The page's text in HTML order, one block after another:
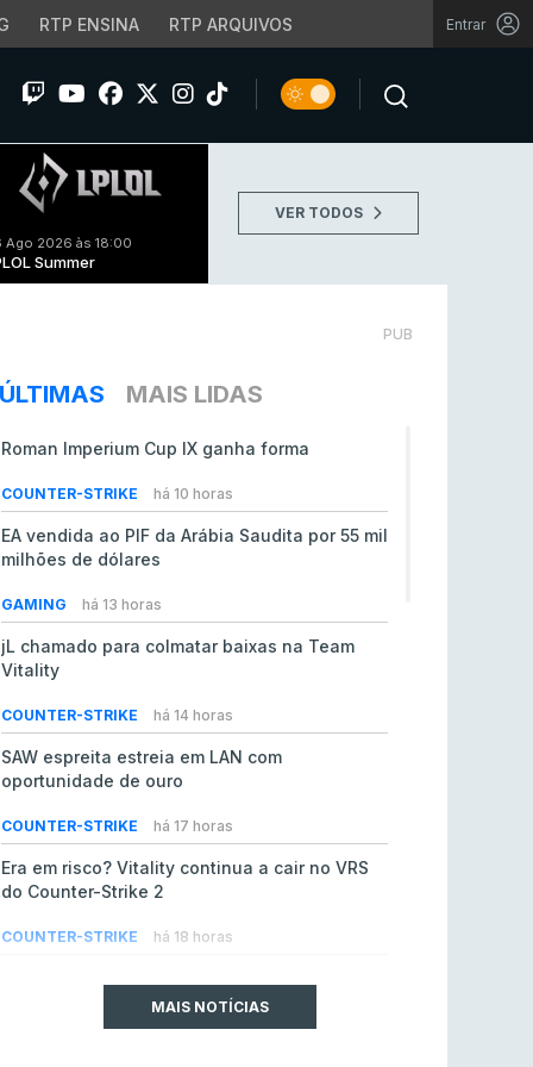
RTP ENSINA RTP ARQUIVOS Entrar
Ago 2026 às 18:00
Summer
VER TODOS
PUB
ÚLTIMAS MAIS LIDAS
Roman Imperium Cup IX ganha forma
COUNTER-STRIKE há 10 horas
EA vendida ao PIF da Arábia Saudita por 55 mil
milhões de dólares
GAMING há 13 horas
jL chamado para colmatar baixas na Team
Vitality
COUNTER-STRIKE há 14 horas
SAW espreita estreia em LAN com
oportunidade de ouro
COUNTER-STRIKE há 17 horas
Era em risco? Vitality continua a cair no VRS
do Counter-Strike 2
COUNTER-STRIKE há 18 horas
comunitários de League of Legends
MAIS NOTÍCIAS